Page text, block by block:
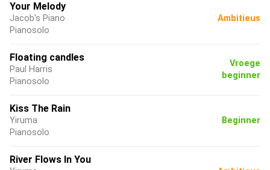
Your Melody
Jacob's Piano
Pianosolo
Ambitieus
Floating candles
Paul Harris
Pianosolo
Vroege
beginner
Kiss The Rain
Yiruma
Pianosolo
Beginner
River Flows In You